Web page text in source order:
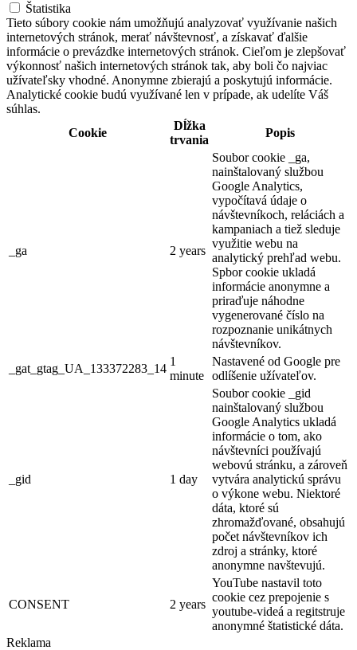
Štatistika
Tieto súbory cookie nám umožňujú analyzovať využívanie našich
internetových stránok, merať návštevnosť, a získavať ďalšie
informácie o prevázdke internetových stránok. Cieľom je zlepšovať
výkonnosť našich internetových stránok tak, aby boli čo najviac
užívateľsky vhodné. Anonymne zbierajú a poskytujú informácie.
Analytické cookie budú využívané len v prípade, ak udelíte Váš
súhlas.
Cookie
Dĺžka
trvania
Popis
_ga 2 years
Soubor cookie _ga,
nainštalovaný službou
Google Analytics,
vypočítavá údaje o
návštevníkoch, reláciách a
kampaniach a tiež sleduje
využitie webu na
analytický prehľad webu.
Spbor cookie ukladá
informácie anonymne a
priraďuje náhodne
vygenerované číslo na
rozpoznanie unikátnych
návštevníkov.
_gat_gtag_UA_133372283_14
1
minute
Nastavené od Google pre
odlíšenie užívateľov.
_gid 1 day
Soubor cookie _gid
nainštalovaný službou
Google Analytics ukladá
informácie o tom, ako
návštevníci používajú
webovú stránku, a zároveň
vytvára analytickú správu
o výkone webu. Niektoré
dáta, ktoré sú
zhromažďované, obsahujú
počet návštevníkov ich
zdroj a stránky, ktoré
anonymne navštevujú.
CONSENT 2 years
YouTube nastavil toto
cookie cez prepojenie s
youtube-videá a regitstruje
anonymné štatistické dáta.
Reklama